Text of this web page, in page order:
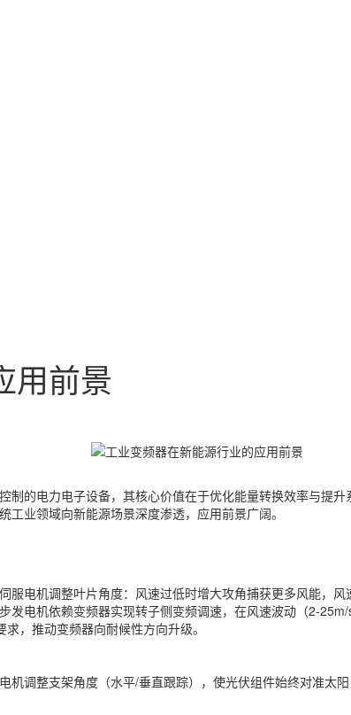
用前景
的电力电子设备，其核心价值在于优化能量转换效率与提
业领域向新能源场景深度渗透，应用前景广阔。
电机调整叶片角度：风速过低时增大攻角捕获更多风能，
电机依赖变频器实现转子侧变频调速，在风速波动（2-
，推动变频器向耐候性方向升级。
调整支架角度（水平/垂直跟踪），使光伏组件始终对准太